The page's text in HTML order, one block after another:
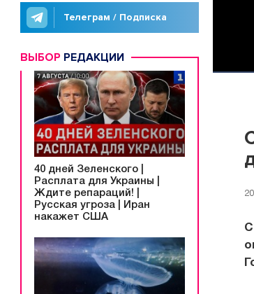
Телеграм / Подписка
ВЫБОР РЕДАКЦИИ
40 дней Зеленского |
Расплата для Украины |
Ждите репараций! |
Русская угроза | Иран
накажет США
С